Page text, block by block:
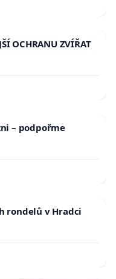
OCHRANU ZVÍŘAT
– podpořme
rondelů v Hradci